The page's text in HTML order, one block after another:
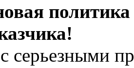
серьезными